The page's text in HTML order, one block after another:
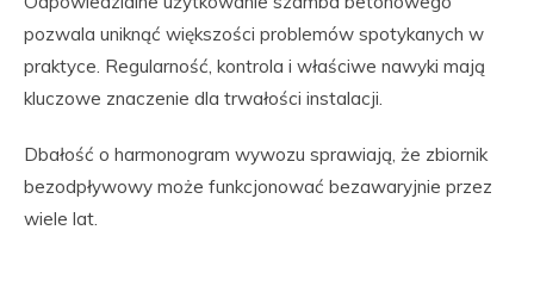
pozwala uniknąć większości problemów spotykanych w
praktyce. Regularność, kontrola i właściwe nawyki mają
kluczowe znaczenie dla trwałości instalacji.
Dbałość o harmonogram wywozu sprawiają, że zbiornik
bezodpływowy może funkcjonować bezawaryjnie przez
wiele lat.